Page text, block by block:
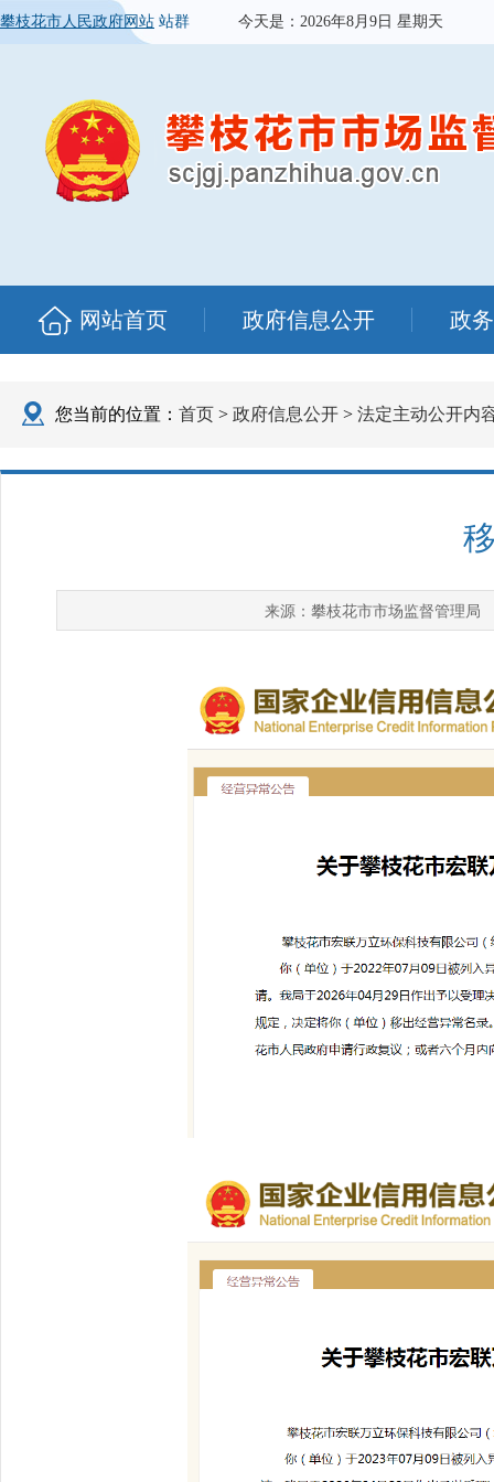
攀枝花市人民政府网站 站群 今天是： 2026年8月9日 星期天
网站首页 政府信息公开 政
您当前的位置： 首页 > 政府信息公开 > 法定主动公开内
来源： 攀枝花市市场监督管理局